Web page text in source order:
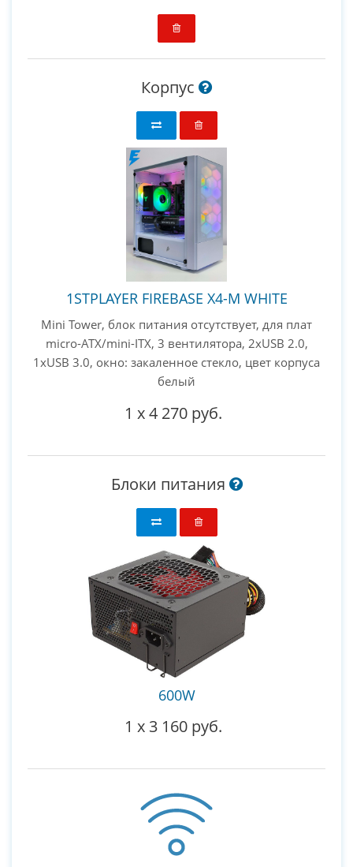
Корпус
1STPLAYER FIREBASE X4-M WHITE
Mini Tower, блок питания отсутствует, для плат
micro-ATX/mini-ITX, 3 вентилятора, 2xUSB 2.0,
1xUSB 3.0, окно: закаленное стекло, цвет корпуса
белый
1 x4 270 руб.
Блоки питания
600W
1 x 3 160 руб.